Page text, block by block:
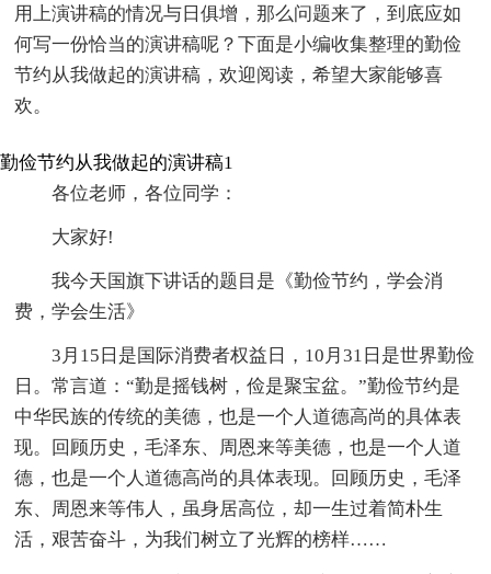
用上演讲稿的情况与日俱增，那么问题来了，到底应如
何写一份恰当的演讲稿呢？下面是小编收集整理的勤俭
节约从我做起的演讲稿，欢迎阅读，希望大家能够喜
欢。
勤俭节约从我做起的演讲稿1
各位老师，各位同学：
大家好!
我今天国旗下讲话的题目是《勤俭节约，学会消
费，学会生活》
3月15日是国际消费者权益日，10月31日是世界勤俭
日。常言道：“勤是摇钱树，俭是聚宝盆。”勤俭节约是
中华民族的传统的美德，也是一个人道德高尚的具体表
现。回顾历史，毛泽东、周恩来等美德，也是一个人道
德，也是一个人道德高尚的具体表现。回顾历史，毛泽
东、周恩来等伟人，虽身居高位，却一生过着简朴生
活，艰苦奋斗，为我们树立了光辉的榜样……